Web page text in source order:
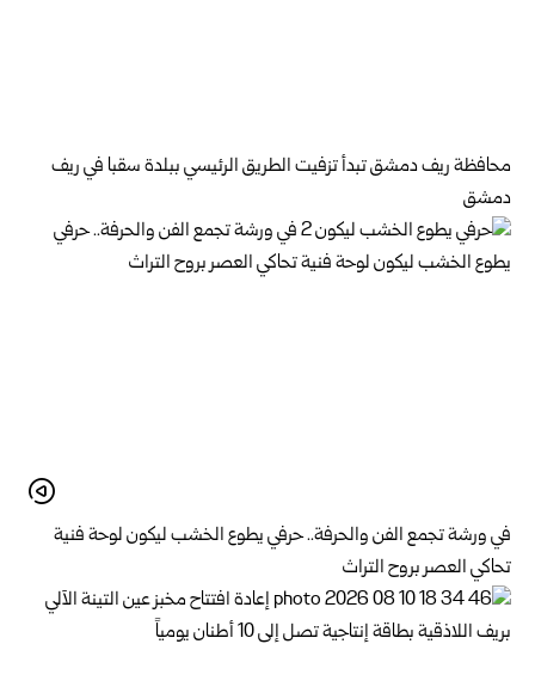
محافظة ريف دمشق تبدأ تزفيت الطريق الرئيسي ببلدة سقبا في ريف
دمشق
في ورشة تجمع الفن والحرفة.. حرفي يطوع الخشب ليكون لوحة فنية
تحاكي العصر بروح التراث